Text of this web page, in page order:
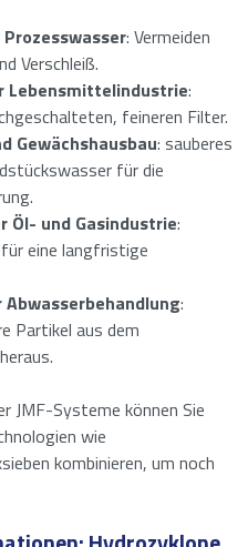
: Vermeiden
Verschleiß.
:
feineren Filter.
Gewächshausbau: sauberes
für die
Öl- und Gasindustrie:
eine langfristige
:
Partikel aus dem
JMF-Systeme können Sie
wie
kombinieren, um noch